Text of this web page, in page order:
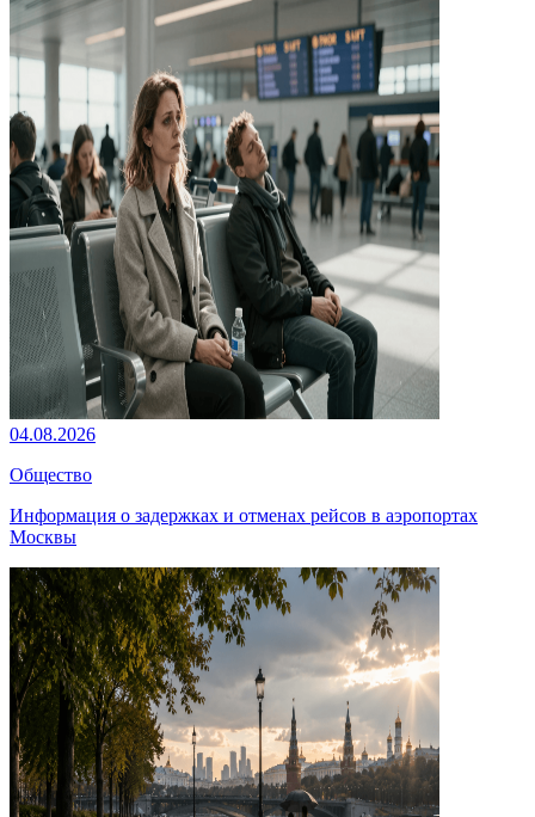
04.08.2026
Общество
Информация о задержках и отменах рейсов в аэропортах
Москвы